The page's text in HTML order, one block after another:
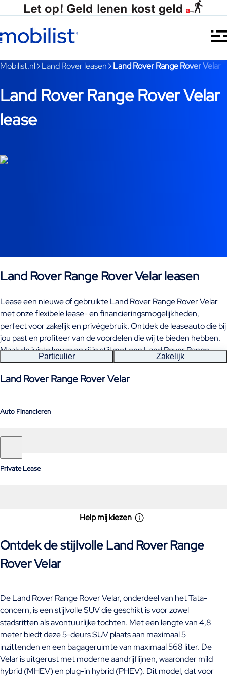
Ga naar hoofdinhoud
Je bent nu voorbij het hoofdmenu
Mobilist.nl Land Rover leasen Land Rover Range Rover Velar
Land Rover Range Rover Velar
lease
Land Rover Range Rover Velar leasen
Lease een nieuwe of gebruikte Land Rover Range Rover Velar
met onze flexibele lease- en financieringsmogelijkheden,
perfect voor zakelijk en privégebruik. Ontdek de leaseauto die bij
jou past en profiteer van de voordelen die wij te bieden hebben.
Maak de juiste keuze en rij in stijl met een Land Rover Range
Rover Velar leasen.
Particulier Zakelijk
Land Rover Range Rover Velar
Auto Financieren
Private Lease
Help mij kiezen
Ontdek de stijlvolle Land Rover Range
Rover Velar
De Land Rover Range Rover Velar, onderdeel van het Tata-
concern, is een stijlvolle SUV die geschikt is voor zowel
stadsritten als avontuurlijke tochten. Met een lengte van 4,8
meter biedt deze 5-deurs SUV plaats aan maximaal 5
inzittenden en een bagageruimte van maximaal 568 liter. De
Velar is uitgerust met moderne aandrijflijnen, waaronder mild
hybrid (MHEV) en plug-in hybrid (PHEV). Dit model, dat voor